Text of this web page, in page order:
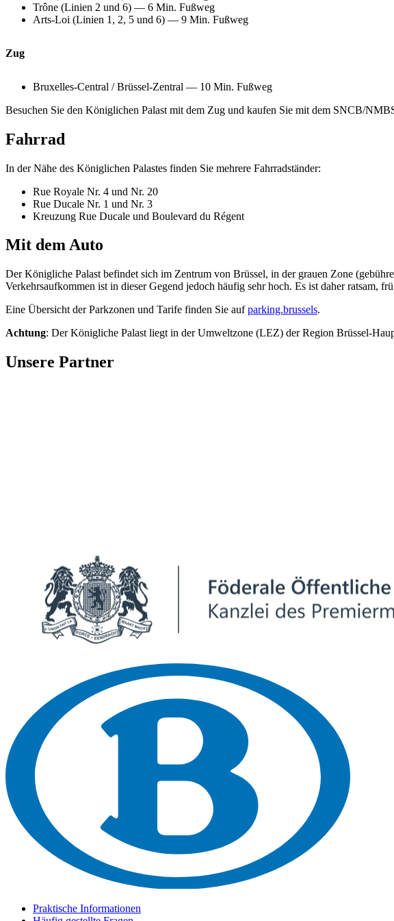
Trône (Linien 2 und 6) — 6 Min. Fußweg
Arts-Loi (Linien 1, 2, 5 und 6) — 9 Min. Fußweg
Zug
Bruxelles-Central / Brüssel-Zentral — 10 Min. Fußweg
Besuchen Sie den Königlichen Palast mit dem Zug und kaufen Sie mit dem SNCB/
Fahrrad
In der Nähe des Königlichen Palastes finden Sie mehrere Fahrradständer:
Rue Royale Nr. 4 und Nr. 20
Rue Ducale Nr. 1 und Nr. 3
Kreuzung Rue Ducale und Boulevard du Régent
Mit dem Auto
Der Königliche Palast befindet sich im Zentrum von Brüssel, in der grauen Zone
Verkehrsaufkommen ist in dieser Gegend jedoch häufig sehr hoch. Es ist daher ratsam,
Eine Übersicht der Parkzonen und Tarife finden Sie aufparking.brussels.
Achtung: Der Königliche Palast liegt in der Umweltzone (LEZ) der Region Brüssel-
Unsere Partner
Praktische Informationen